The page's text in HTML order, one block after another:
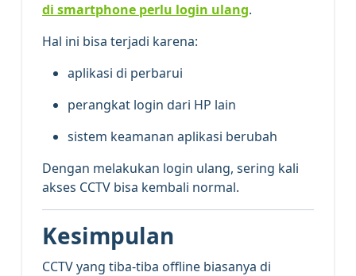
di smartphone perlu login ulang.
Hal ini bisa terjadi karena:
aplikasi di perbarui
perangkat login dari HP lain
sistem keamanan aplikasi berubah
Dengan melakukan login ulang, sering kali
akses CCTV bisa kembali normal.
Kesimpulan
CCTV yang tiba-tiba offline biasanya di